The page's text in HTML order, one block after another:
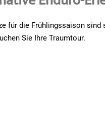
für die Frühlingssaison sind
Sie Ihre Traumtour.